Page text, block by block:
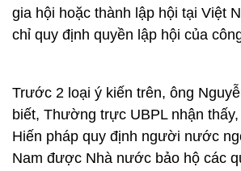
gia hội hoặc thành lập hội tại Việt
chỉ quy định quyền lập hội của
Trước 2 loại ý kiến trên, ông
biết, Thường trực UBPL nhận
Hiến pháp quy định người nước
Nam được Nhà nước bảo hộ các